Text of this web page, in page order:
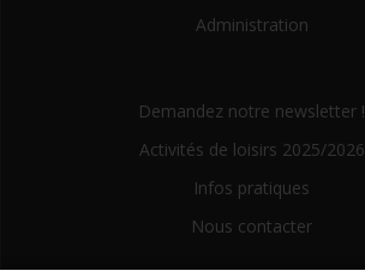
Administration
Demandez notre newsletter !
Activités de loisirs 2025/2026
Infos pratiques
Nous contacter